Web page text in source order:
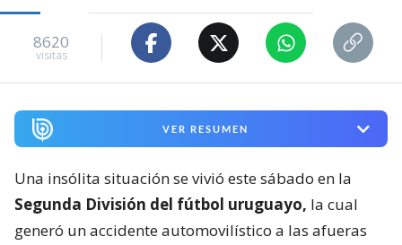
8620
visitas
VER RESUMEN
Una insólita situación se vivió este sábado en la
Segunda División del fútbol uruguayo, la cual
generó un accidente automovilístico a las afueras